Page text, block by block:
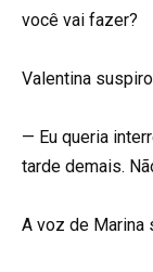
você vai fazer?
Valentina
— Eu queria
tarde demais.
A voz de Marina